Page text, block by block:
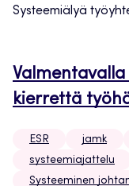
Systeemiälyä
kierrettä
ESR jamk
systeemiajattelu
Systeeminen